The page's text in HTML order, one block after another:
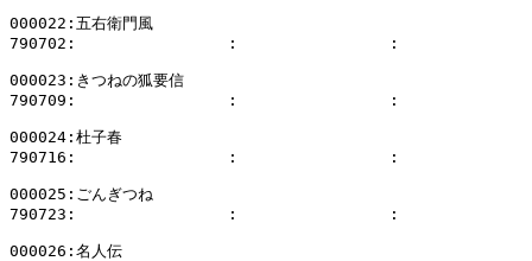
000022:五右衛門風
790702:                :                :
000023:きつねの狐要信
790709:                :                :
000024:杜子春
790716:                :                :
000025:ごんぎつね
790723:                :                :
000026:名人伝